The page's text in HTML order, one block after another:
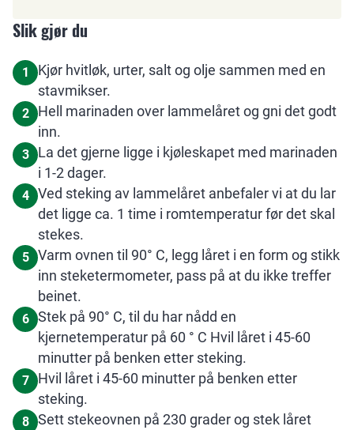
Slik gjør du
1
Kjør hvitløk, urter, salt og olje sammen med en
stavmikser.
2
Hell marinaden over lammelåret og gni det godt
inn.
3
La det gjerne ligge i kjøleskapet med marinaden
i 1-2 dager.
4
Ved steking av lammelåret anbefaler vi at du lar
det ligge ca. 1 time i romtemperatur før det skal
stekes.
5
Varm ovnen til 90° C, legg låret i en form og stikk
inn steketermometer, pass på at du ikke treffer
beinet.
6
Stek på 90° C, til du har nådd en
kjernetemperatur på 60 ° C Hvil låret i 45-60
minutter på benken etter steking.
7
Hvil låret i 45-60 minutter på benken etter
steking.
8
Sett stekeovnen på 230 grader og stek låret